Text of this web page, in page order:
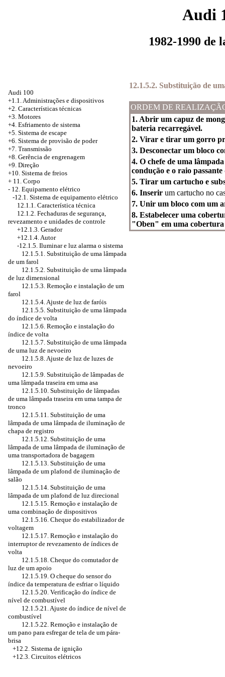
Audi
1982-1990 de
Audi 100
+1.1. Administrações e dispositivos
+2. Características técnicas
+3. Motores
+4. Esfriamento de sistema
+5. Sistema de escape
+6. Sistema de provisão de poder
+7. Transmissão
+8. Gerência de engrenagem
+9. Direção
+10. Sistema de freios
+ 11. Corpo
- 12. Equipamento elétrico
-12.1. Sistema de equipamento elétrico
12.1.1. Característica técnica
12.1.2. Fechaduras de segurança,
revezamento e unidades de controle
+12.1.3. Gerador
+12.1.4. Autor
-12.1.5. Iluminar e luz alarma o sistema
12.1.5.1. Substituição de uma lâmpada
de um farol
12.1.5.2. Substituição de uma lâmpada
de luz dimensional
12.1.5.3. Remoção e instalação de um
farol
12.1.5.4. Ajuste de luz de faróis
12.1.5.5. Substituição de uma lâmpada
do índice de volta
12.1.5.6. Remoção e instalação do
índice de volta
12.1.5.7. Substituição de uma lâmpada
de uma luz de nevoeiro
12.1.5.8. Ajuste de luz de luzes de
nevoeiro
12.1.5.9. Substituição de lâmpadas de
uma lâmpada traseira em uma asa
12.1.5.10. Substituição de lâmpadas
de uma lâmpada traseira em uma tampa de
tronco
12.1.5.11. Substituição de uma
lâmpada de uma lâmpada de iluminação de
chapa de registro
12.1.5.12. Substituição de uma
lâmpada de uma lâmpada de iluminação de
uma transportadora de bagagem
12.1.5.13. Substituição de uma
lâmpada de um plafond de iluminação de
salão
12.1.5.14. Substituição de uma
lâmpada de um plafond de luz direcional
12.1.5.15. Remoção e instalação de
uma combinação de dispositivos
12.1.5.16. Cheque do estabilizador de
voltagem
12.1.5.17. Remoção e instalação do
interruptor de revezamento de índices de
volta
12.1.5.18. Cheque do comutador de
luz de um apoio
12.1.5.19. O cheque do sensor do
índice da temperatura de esfriar o líquido
12.1.5.20. Verificação do índice de
nível de combustível
12.1.5.21. Ajuste do índice de nível de
combustível
12.1.5.22. Remoção e instalação de
um pano para esfregar de tela de um pára-
brisa
+12.2. Sistema de ignição
+12.3. Circuitos elétricos
12.1.5.2. Substituição de
ORDEM DE
1. Abrir um capuz de
bateria recarregável.
2. Virar e tirar um gorro
3. Desconectar um bloco
4. O chefe de uma
condução e o raio passante
5. Tirar um cartucho e
6. Inserir um cartucho no
7. Unir um bloco com um
8. Estabelecer uma
"Oben" em uma cobertura